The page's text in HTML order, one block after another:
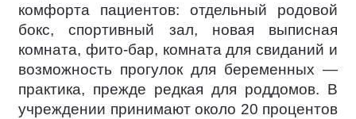
комфорта пациентов: отдельный родовой
бокс, спортивный зал, новая выписная
комната, фито-бар, комната для свиданий и
возможность прогулок для беременных —
практика, прежде редкая для роддомов. В
учреждении принимают около 20 процентов